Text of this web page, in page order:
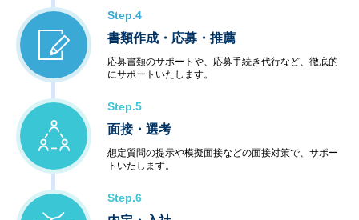
Step.4
書類作成・応募・推薦
応募書類のサポートや、応募手続き代行など、徹底的
にサポートいたします。
Step.5
面接・選考
想定質問の提示や模擬面接などの面接対策で、サポー
トいたします。
Step.6